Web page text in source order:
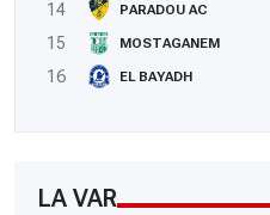
14
PARADOU AC
15
MOSTAGANEM
16
EL BAYADH
LA VAR